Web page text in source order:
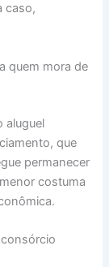
caso,
quem mora de
aluguel
que
permanecer
costuma